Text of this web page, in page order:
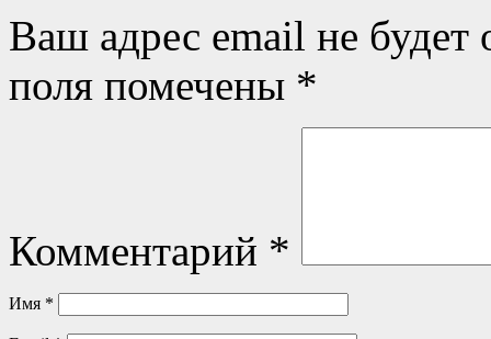
Ваш адрес email не будет
поля помечены *
Комментарий *
Имя *